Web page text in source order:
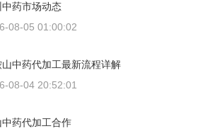
中药市场动态
08-05 01:00:02
山中药代加工最新流程详解
08-04 20:52:01
中药代加工合作